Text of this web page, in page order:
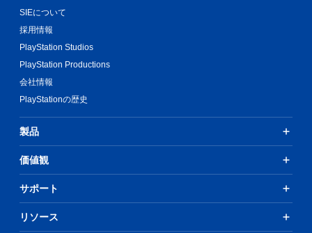
SIEについて
採用情報
PlayStation Studios
PlayStation Productions
会社情報
PlayStationの歴史
製品
価値観
サポート
リソース